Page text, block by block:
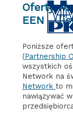
Oferty współpracy z bazy sieci
EEN –
Poniższe
(Partnership
wszystkich
Network na
Network to
nawiązywać